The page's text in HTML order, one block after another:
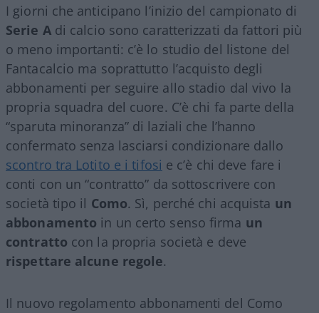
I giorni che anticipano l’inizio del campionato di
Serie Adi calcio sono caratterizzati da fattori più
o meno importanti: c’è lo studio del listone del
Fantacalcio ma soprattutto l’acquisto degli
abbonamenti per seguire allo stadio dal vivo la
propria squadra del cuore. C’è chi fa parte della
“sparuta minoranza” di laziali che l’hanno
confermato senza lasciarsi condizionare dallo
scontro tra Lotito e i tifosi e c’è chi deve fare i
conti con un “contratto” da sottoscrivere con
società tipo il Como. Sì, perché chi acquista un
abbonamento in un certo senso firma un
contratto con la propria società e deve
rispettare alcune regole.
Il nuovo regolamento abbonamenti del Como